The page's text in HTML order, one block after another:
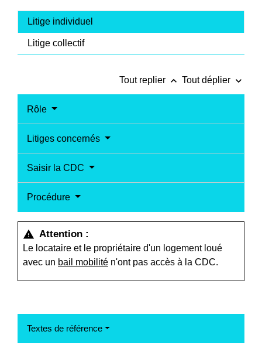
Litige individuel
Litige collectif
Tout replier keyboard_arrow_up Tout déplier keyboard_arrow_down
Rôle
Litiges concernés
Saisir la CDC
Procédure
warning Attention :
Le locataire et le propriétaire d'un logement loué
avec un bail mobilité n'ont pas accès à la CDC.
Textes de référence